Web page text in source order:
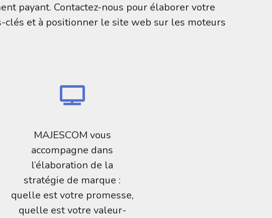
payant. Contactez-nous pour élaborer votre
et à positionner le site web sur les moteurs
MAJESCOM vous
accompagne dans
l’élaboration de la
stratégie de marque :
quelle est votre promesse,
quelle est votre valeur-